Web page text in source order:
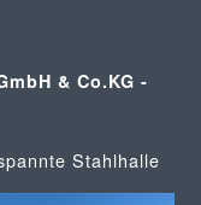
& Co.KG -
Stahlhalle